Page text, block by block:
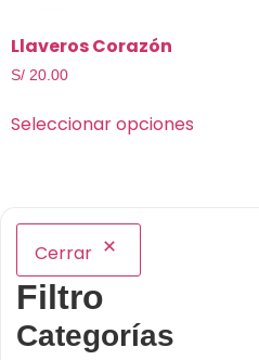
Llaveros Corazón
S/ 20.00
Seleccionar opciones
Cerrar
Filtro
Categorías